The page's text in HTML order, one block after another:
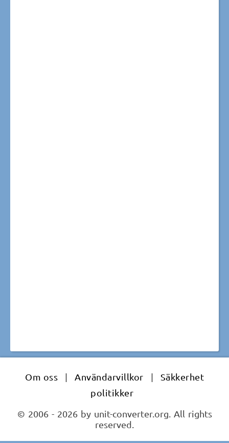
Om oss | Användarvillkor |
Säkkerhet
politikker
© 2006 - 2026 by unit-converter.org. All rights
reserved.